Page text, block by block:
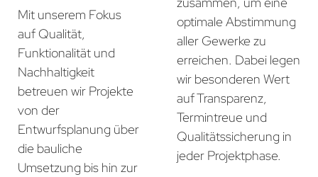
Mit unserem Fokus
auf Qualität,
Funktionalität und
Nachhaltigkeit
betreuen wir Projekte
von der
Entwurfsplanung über
die bauliche
Umsetzung bis hin zur
optimale Abstimmung
aller Gewerke zu
erreichen. Dabei legen
wir besonderen Wert
auf Transparenz,
Termintreue und
Qualitätssicherung in
jeder Projektphase.